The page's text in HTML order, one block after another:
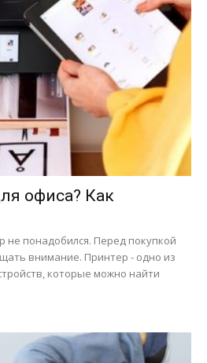
офиса? Как
не понадобился. Перед покупкой
внимание. Принтер - одно из
которые можно найти